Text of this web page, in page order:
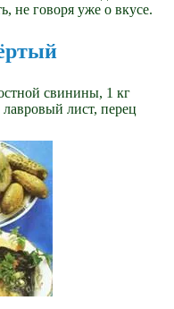
не говоря уже о вкусе.
свинины, 1 кг
лист, перец